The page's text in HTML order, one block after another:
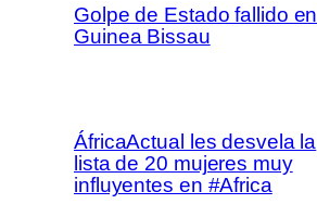
Golpe de Estado fallido en
Guinea Bissau
ÁfricaActual les desvela la
lista de 20 mujeres muy
influyentes en #Africa